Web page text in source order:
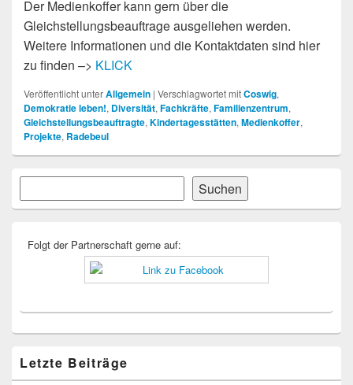
Der Medienkoffer kann gern über die
Gleichstellungsbeauftrage ausgeliehen werden.
Weitere Informationen und die Kontaktdaten sind hier
zu finden –> KLICK
Veröffentlicht unterAllgemein | Verschlagwortet mitCoswig,
Demokratie leben!, Diversität, Fachkräfte, Familienzentrum,
Gleichstellungsbeauftragte, Kindertagesstätten, Medienkoffer,
Projekte, Radebeul
Primärer
Widgetbereich
Suchen
Folgt der Partnerschaft gerne auf:
Letzte Beiträge